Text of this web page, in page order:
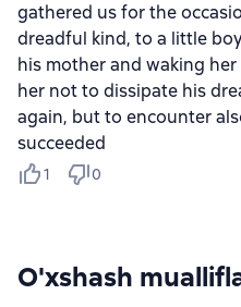
gathered us for the
dreadful kind, to a little
his mother and waking
her not to dissipate his
again, but to encounter
succeeded
1 0
O'xshash